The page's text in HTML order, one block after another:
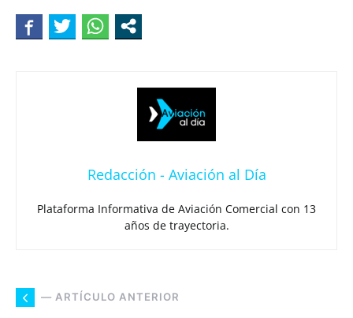
Redacción - Aviación al Día
Plataforma Informativa de Aviación Comercial con 13
años de trayectoria.
— ARTÍCULO ANTERIOR